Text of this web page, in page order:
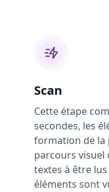
Scan
Cette étape
secondes, les
formation de la
parcours visuel
textes à être
éléments sont